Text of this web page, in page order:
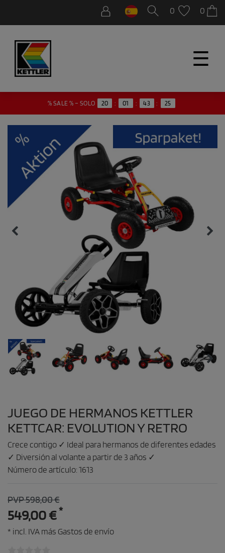
0 0
☰
JUEGO DE HERMANOS KETTLER
KETTCAR: EVOLUTION Y RETRO
Crece contigo ✓ Ideal para hermanos de diferentes edades
✓ Diversión al volante a partir de 3 años ✓
Número de artículo: 1613
PVP 598,00 €
549,00 €*
* incl. IVA más Gastos de envío
% SALE % – SOLO 20 : 01 : 43 : 24